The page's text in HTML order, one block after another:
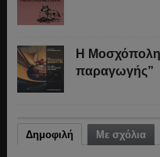
Η Μοσχόπολη
παραγωγής”
Δημοφιλή Με σχόλια